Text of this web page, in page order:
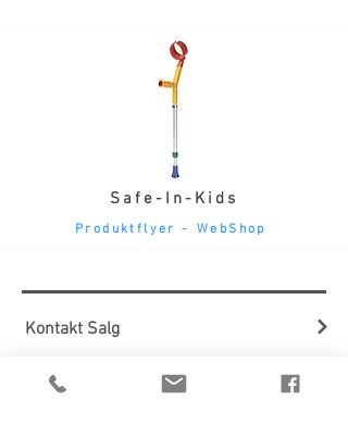
Safe-In-Kids
Produktflyer - WebShop
Kontakt Salg
OM CAREPARTNER ONLINE SHOPPING